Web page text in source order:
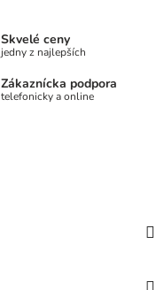
Skvelé ceny
jedny z najlepších
Zákaznícka podpora
telefonicky a online